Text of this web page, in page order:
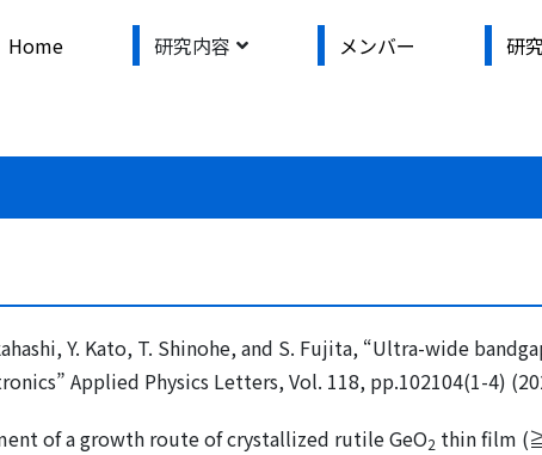
Home 研究内容 メンバー 研
Y. Kato, T. Shinohe, and S. Fujita, “Ultra-wide
Applied Physics Letters, Vol. 118, pp.102104(1-4)
of a growth route of crystallized rutile GeO2 thin film